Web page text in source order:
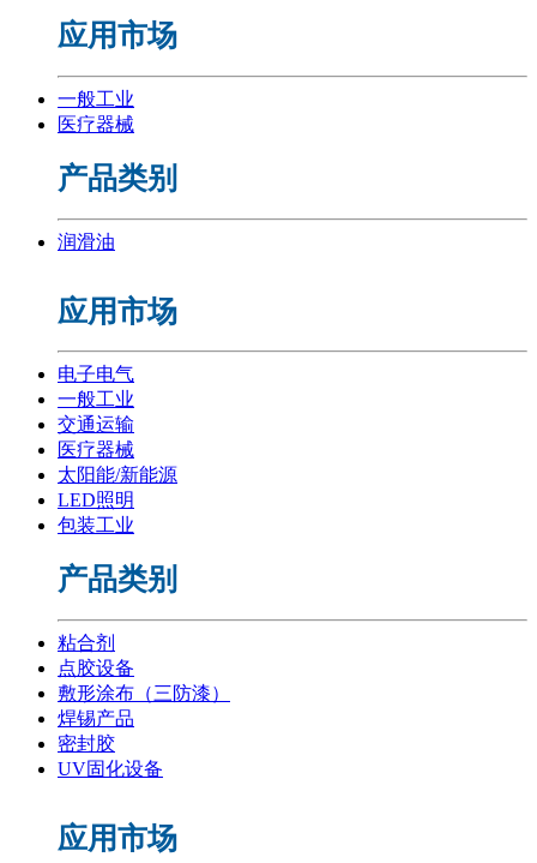
应用市场
一般工业
医疗器械
产品类别
润滑油
应用市场
电子电气
一般工业
交通运输
医疗器械
太阳能/新能源
LED照明
包装工业
产品类别
粘合剂
点胶设备
敷形涂布（三防漆）
焊锡产品
密封胶
UV固化设备
应用市场